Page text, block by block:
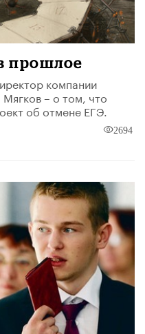
прошлое
компании
– о том, что
об отмене ЕГЭ.
2694